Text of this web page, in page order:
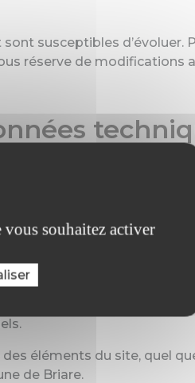
susceptibles d’évoluer.
réserve de modifications
site. De plus, l’utilisateur du
de dernière génération
d’usage sur tous les
éléments du site, quel
de Briare.
souhaitez activer